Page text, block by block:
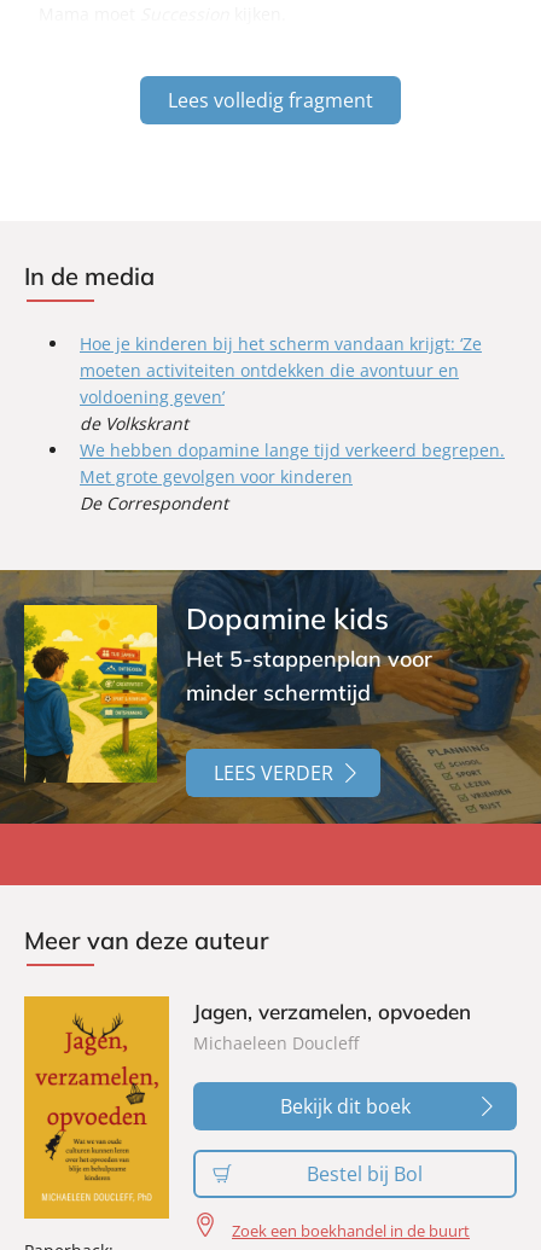
Lees volledig fragment
In de media
Hoe je kinderen bij het scherm vandaan krijgt: ‘Ze
moeten activiteiten ontdekken die avontuur en
voldoening geven’
de Volkskrant
We hebben dopamine lange tijd verkeerd begrepen.
Met grote gevolgen voor kinderen
De Correspondent
Dopamine kids
Het 5-stappenplan voor
minder schermtijd
LEES VERDER
Meer van deze auteur
Jagen, verzamelen, opvoeden
Michaeleen Doucleff
Bekijk dit boek
Bestel bij Bol
Zoek een boekhandel in de buurt